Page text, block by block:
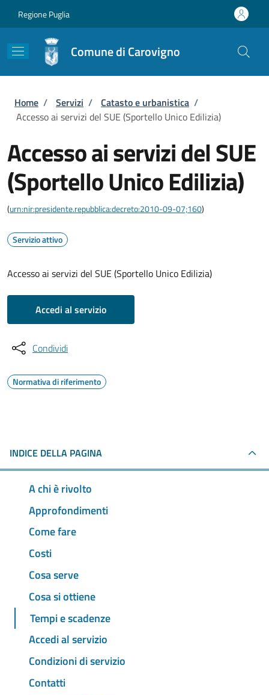
Regione Puglia
Comune di Carovigno
Briciole di pane
Home / Servizi / Catasto e urbanistica /
Accesso ai servizi del SUE (Sportello Unico Edilizia)
Accesso ai servizi del SUE
(Sportello Unico Edilizia)
(urn:nir:presidente.repubblica:decreto:2010-09-07;160)
Servizio attivo
Accesso ai servizi del SUE (Sportello Unico Edilizia)
Accedi al servizio
Condividi
Normativa di riferimento
INDICE DELLA PAGINA
A chi è rivolto
Approfondimenti
Come fare
Costi
Cosa serve
Cosa si ottiene
Tempi e scadenze
Accedi al servizio
Condizioni di servizio
Contatti